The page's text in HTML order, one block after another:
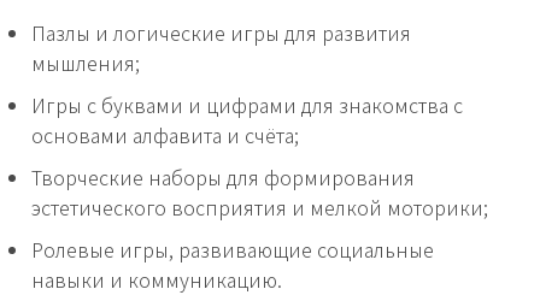
Пазлы и логические игры для развития
мышления;
Игры с буквами и цифрами для знакомства с
основами алфавита и счёта;
Творческие наборы для формирования
эстетического восприятия и мелкой моторики;
Ролевые игры, развивающие социальные
навыки и коммуникацию.